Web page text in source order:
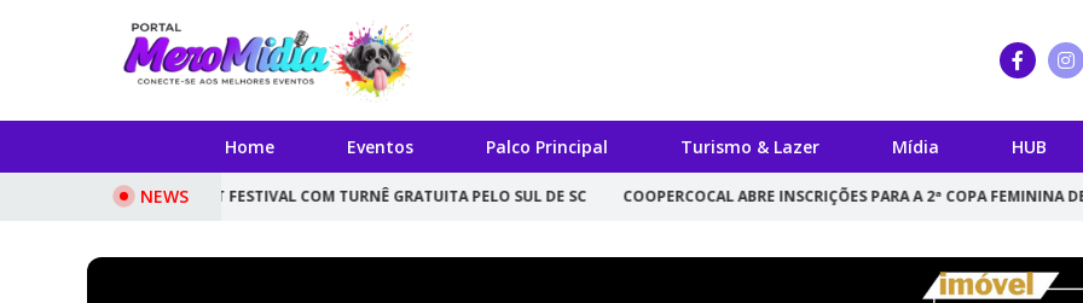
Home Eventos Palco Principal Turismo & Lazer Mídia HUB
NEWS
POCKET FESTIVAL COM TURNÊ GRATUITA PELO SUL DE SC COOPERCOCAL ABRE INSCRIÇÕES PARA A 2ª COPA FEMININA DE BOCHA